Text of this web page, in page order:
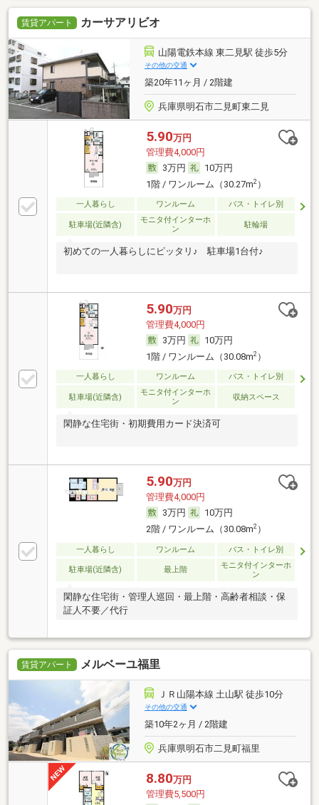
賃貸アパート カーサアリビオ
山陽電鉄本線 東二見駅 徒歩5分
その他の交通
築20年11ヶ月 / 2階建
兵庫県明石市二見町東二見
5.90万円
管理費4,000円
3万円
10万円
1階 / ワンルーム（30.27m2）
一人暮らし ワンルーム バス・トイレ別
駐車場(近隣含)
モニタ付インターホ
ン
駐輪場
初めての一人暮らしにピッタリ♪ 駐車場1台付♪
5.90万円
管理費4,000円
3万円
10万円
1階 / ワンルーム（30.08m2）
一人暮らし ワンルーム バス・トイレ別
駐車場(近隣含)
モニタ付インターホ
ン
収納スペース
閑静な住宅街・初期費用カード決済可
5.90万円
管理費4,000円
3万円
10万円
2階 / ワンルーム（30.08m2）
一人暮らし ワンルーム バス・トイレ別
駐車場(近隣含) 最上階
モニタ付インターホ
ン
閑静な住宅街・管理人巡回・最上階・高齢者相談・保
証人不要／代行
賃貸アパート メルベーユ福里
ＪＲ山陽本線 土山駅 徒歩10分
その他の交通
築10年2ヶ月 / 2階建
兵庫県明石市二見町福里
8.80万円
管理費5,500円